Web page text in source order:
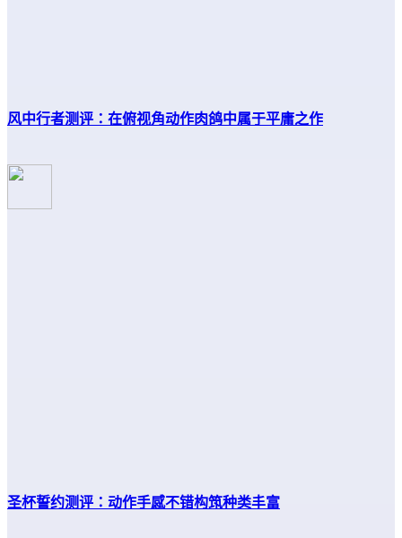
风中行者测评：在俯视角动作肉鸽中属于平庸之作
圣杯誓约测评：动作手感不错构筑种类丰富